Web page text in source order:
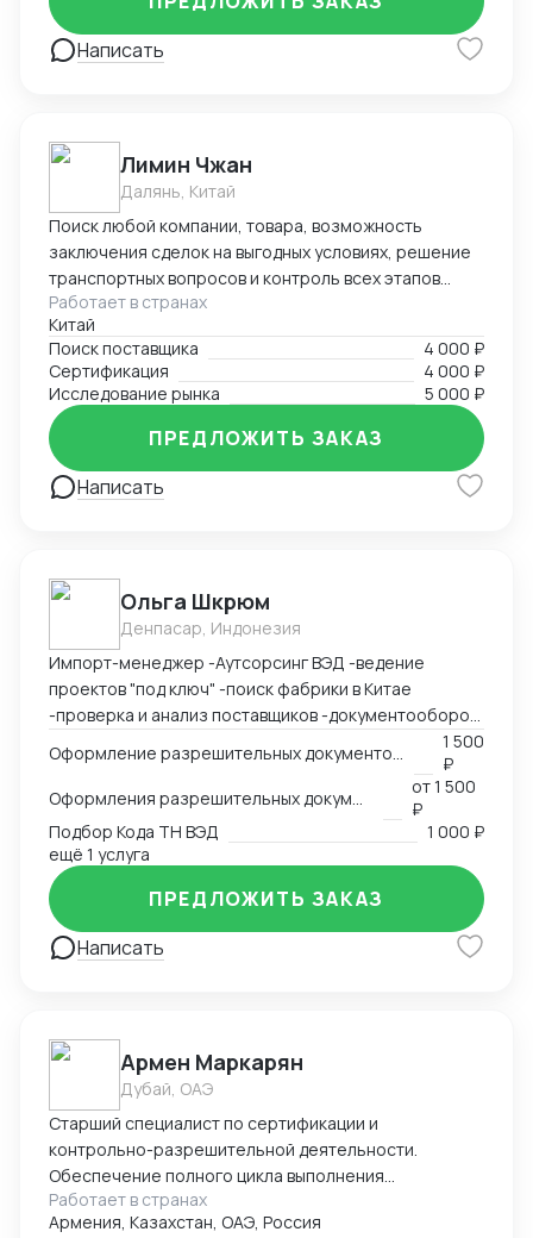
Написать
Лимин Чжан
Далянь, Китай
Поиск любой компании, товара, возможность
заключения сделок на выгодных условиях, решение
транспортных вопросов и контроль всех этапов
сотрудничества с иностранными партнерами.
Работает в странах
Китай
Поиск поставщика
4 000 ₽
Сертификация
4 000 ₽
Исследование рынка
5 000 ₽
Написать
ПРЕДЛОЖИТЬ ЗАКАЗ
Ольга Шкрюм
Денпасар, Индонезия
Импорт-менеджер -Аутсорсинг ВЭД -ведение
проектов "под ключ" -поиск фабрики в Китае
-проверка и анализ поставщиков -документооборот
-оформление сертификации на товар: СГР, ДС, СС,
РУ, Нотификация -деловая переписка -продажи
-пользование Инкотермс -общение с фабриками (на
китайском языке) -кастомизация продукта -работа с
OEM \ ODM фабриками - доставка и растаможка
образцов для изготовления сертификации. Проекты
разной сложности, от станков до БАДов
1 500
₽
от1 500
₽
Подбор Кода ТН ВЭД
1 000 ₽
ещё 1 услуга
Написать
ПРЕДЛОЖИТЬ ЗАКАЗ
Армен Маркарян
Дубай, ОАЭ
Старший специалист по сертификации и
контрольно-разрешительной деятельности.
Обеспечение полного цикла выполнения
сертификации продукции в соответствие с
требованиями технических регламентов ЕАЭС
Работает в странах
Армения, Казахстан, ОАЭ, Россия